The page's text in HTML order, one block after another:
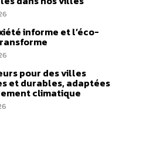
informe et l’éco-
pour des villes
et durables, adaptées
climatique